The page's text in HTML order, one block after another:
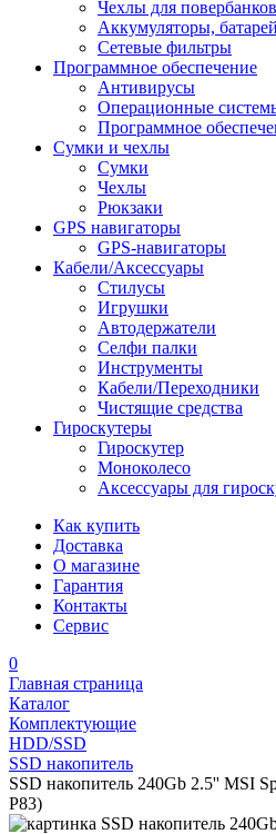
Чехлы для повербанков
Аккумуляторы,
Сетевые фильтры
Программное обеспечение
Антивирусы
Операционные
Программное
Сумки и чехлы
Сумки
Чехлы
Рюкзаки
GPS навигаторы
GPS-навигаторы
Кабели/Аксессуары
Стилусы
Игрушки
Автодержатели
Селфи палки
Инструменты
Кабели/Переходники
Чистящие средства
Гироскутеры
Гироскутер
Моноколесо
Аксессуары для
Как купить
Доставка
О магазине
Гарантия
Контакты
Сервис
0
Главная страница
Каталог
Комплектующие
HDD/SSD
SSD накопитель
SSD накопитель 240Gb 2.5'' MSI
P83)